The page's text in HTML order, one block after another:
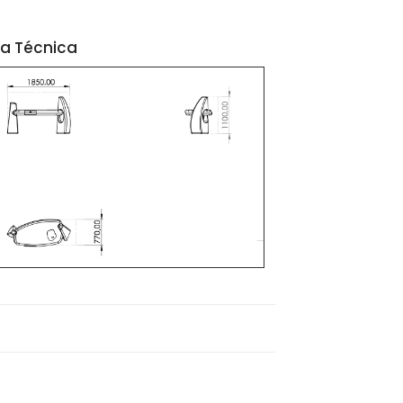
Técnica